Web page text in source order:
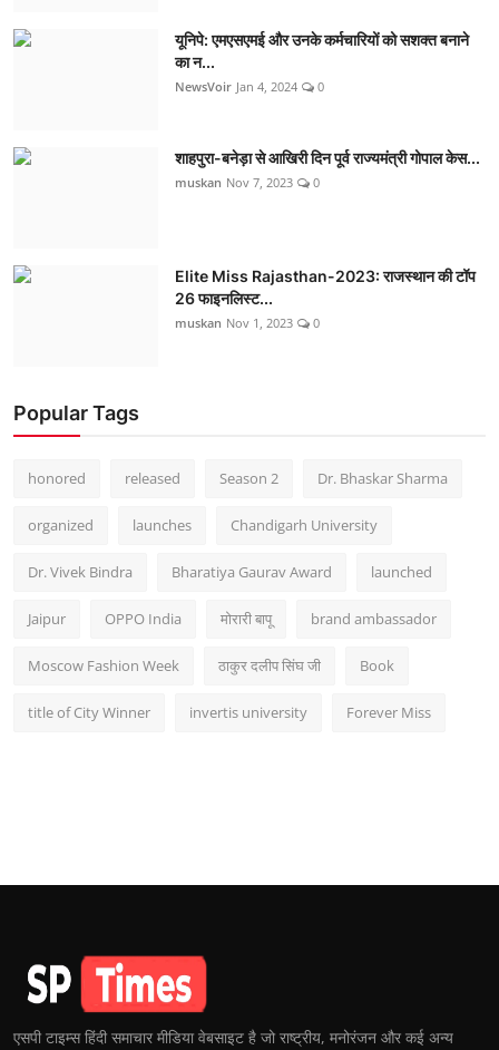
यूनिपे: एमएसएमई और उनके कर्मचारियों को सशक्त बनाने
का न...
NewsVoir Jan 4, 2024 0
शाहपुरा-बनेड़ा से आखिरी दिन पूर्व राज्यमंत्री गोपाल केस...
muskan Nov 7, 2023 0
Elite Miss Rajasthan-2023: राजस्थान की टॉप
26 फाइनलिस्ट...
muskan Nov 1, 2023 0
Popular Tags
honored released Season 2 Dr. Bhaskar Sharma
organized launches Chandigarh University
Dr. Vivek Bindra Bharatiya Gaurav Award launched
Jaipur OPPO India मोरारी बापू brand ambassador
Moscow Fashion Week ठाकुर दलीप सिंघ जी Book
title of City Winner invertis university Forever Miss
एसपी टाइम्स हिंदी समाचार मीडिया वेबसाइट है जो राष्ट्रीय, मनोरंजन और कई अन्य